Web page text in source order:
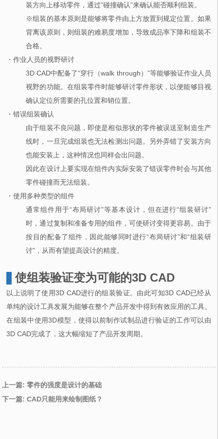
装方向上移动零件，通过“碰撞确认”来确认能否顺利组装。
※组装的基本原则是能够将零件由上方放置到规定位置。如果
背离该原则，则组装的难易度增加，导致成品率下降和组装不
合格。
・作业人员的视野研讨
3D CAD中配备了“穿行（walk through）”等能够验证作业人员
视野的功能。在组装零件时能够研讨零件形状，以便能够目视
确认定位所需要的孔位置和销位置。
・错误组装确认
由于组装不良问题，即使是相似形状的零件被误送至制造生产
线时，一旦完成组装也无法检测出问题。另外弄错了安装方向
也能安装上，这种情况也同样会出问题。
因此在设计上要实现在组件内实际安装了错误零件时会与其他
零件碰撞而无法组装。
・使用多种类型的组件
通常组件用于“布局研讨”等基本设计，但在进行“组装研讨”
时，通过复制和准备专用的组件，可使研讨变得更容易。由于
按目的配备了组件，因此能够同时进行“布局研讨”和“组装研
讨”，从而有望提高设计的精度。
使组装验证变为可能的3D CAD
以上说明了使用3D CAD进行的组装验证。由此可知3D CAD已经从
单纯的设计工具发展为能够在整个产品开发中得到有效应用的工具。
在组装中使用3D模型，使得以前制作试制品进行验证的工作可以由
3D CAD完成了，这大幅缩短了产品开发周期。
上一篇: 零件的强度是设计的基础
下一篇: CAD只能用来绘制图纸？